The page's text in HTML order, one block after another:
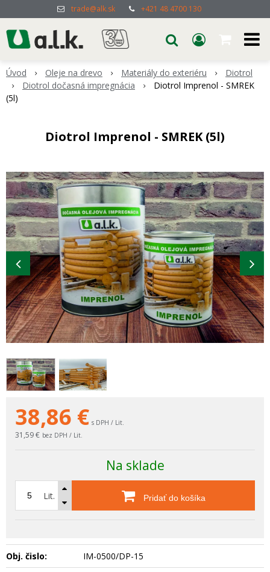
trade@alk.sk +421 48 4700 130
Úvod Oleje na drevo Materiály do exteriéru
Diotrol
Diotrol dočasná impregnácia
Diotrol Imprenol - SMREK
(5l)
Diotrol Imprenol - SMREK (5l)
38,86 € s DPH / Lit.
31,59 € bez DPH / Lit.
Na sklade
Lit. Pridať do košíka
Obj. čislo:
IM-0500/DP-15